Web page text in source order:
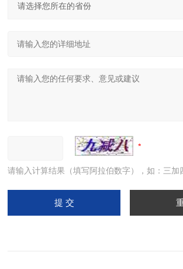
请输入计算结果（填写阿拉伯数字），如：三加